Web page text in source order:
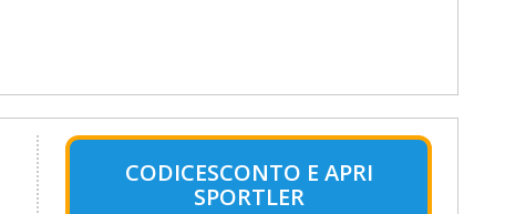
CODICESCONTO E APRI
SPORTLER